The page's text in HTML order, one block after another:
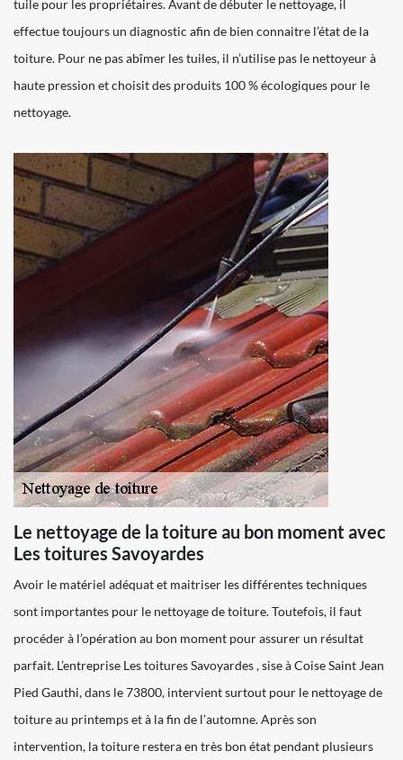
tuile pour les propriétaires. Avant de débuter le nettoyage, il
effectue toujours un diagnostic afin de bien connaitre l’état de la
toiture. Pour ne pas abîmer les tuiles, il n’utilise pas le nettoyeur à
haute pression et choisit des produits 100 % écologiques pour le
nettoyage.
Le nettoyage de la toiture au bon moment avec
Les toitures Savoyardes
Avoir le matériel adéquat et maitriser les différentes techniques
sont importantes pour le nettoyage de toiture. Toutefois, il faut
procéder à l’opération au bon moment pour assurer un résultat
parfait. L’entreprise Les toitures Savoyardes , sise à Coise Saint Jean
Pied Gauthi, dans le 73800, intervient surtout pour le nettoyage de
toiture au printemps et à la fin de l’automne. Après son
intervention, la toiture restera en très bon état pendant plusieurs